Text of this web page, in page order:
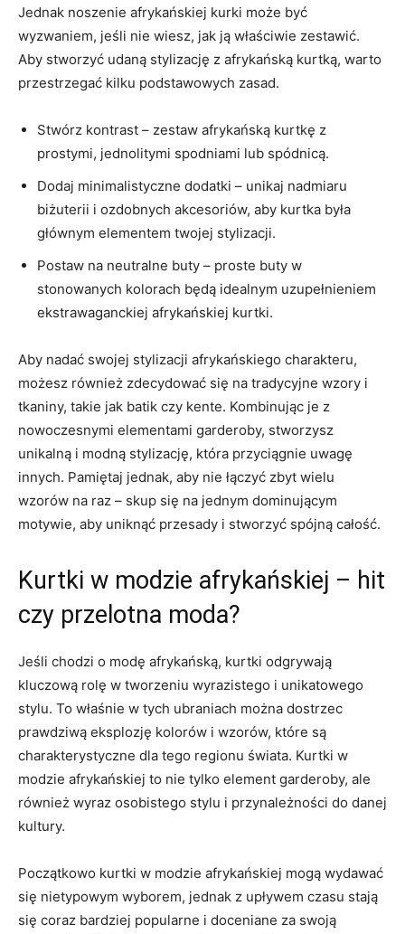
Jednak noszenie afrykańskiej kurki może ‍być
wyzwaniem, jeśli nie wiesz, jak ją właściwie zestawić.⁤
Aby stworzyć udaną⁢ stylizację​ z afrykańską kurtką, warto
przestrzegać kilku podstawowych⁣ zasad.
Stwórz kontrast – zestaw afrykańską kurtkę z
prostymi, jednolitymi spodniami lub spódnicą.
Dodaj minimalistyczne dodatki – unikaj nadmiaru
biżuterii i ozdobnych akcesoriów, aby kurtka była
głównym elementem twojej stylizacji.
Postaw na neutralne buty – proste buty w
stonowanych kolorach będą idealnym uzupełnieniem
ekstrawaganckiej ⁤afrykańskiej kurtki.
Aby nadać swojej stylizacji ​afrykańskiego charakteru,⁣
możesz również zdecydować się na tradycyjne wzory i
⁢tkaniny, takie jak batik czy kente. Kombinując je z​
nowoczesnymi ⁣elementami⁣ garderoby, ​stworzysz
unikalną i modną stylizację, która‌ przyciągnie uwagę
innych. Pamiętaj jednak, aby nie łączyć zbyt⁣ wielu⁤
wzorów na raz – skup się na jednym dominującym
motywie, aby uniknąć ‍przesady i stworzyć spójną ⁣całość.
Kurtki ‍w modzie afrykańskiej – hit
czy przelotna moda?
Jeśli ‍chodzi o modę afrykańską, kurtki odgrywają
kluczową rolę w tworzeniu ⁢wyrazistego i unikatowego
stylu. To właśnie w tych ubraniach można dostrzec
prawdziwą‍ eksplozję kolorów i⁢ wzorów, które są
charakterystyczne dla tego regionu świata. Kurtki w
modzie afrykańskiej to nie tylko element garderoby, ale
również wyraz osobistego stylu i przynależności do danej
kultury.
Początkowo kurtki w⁢ modzie ‌afrykańskiej mogą wydawać
się nietypowym wyborem, jednak‌ z upływem czasu stają​
się coraz ⁤bardziej​ popularne i doceniane za swoją